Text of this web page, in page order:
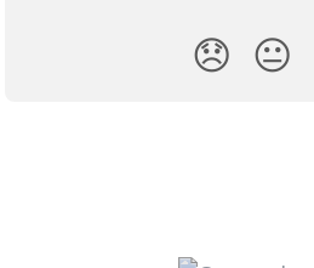
😞 😐